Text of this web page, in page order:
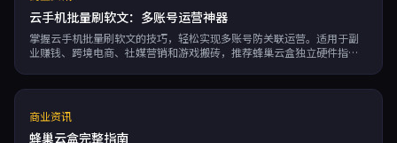
云手机批量刷软文：多账号运营神器
掌握云手机批量刷软文的技巧，轻松实现多账号防关联运营。适用于副
业赚钱、跨境电商、社媒营销和游戏搬砖，推荐蜂巢云盒独立硬件指
商业资讯
蜂巢云盒完整指南